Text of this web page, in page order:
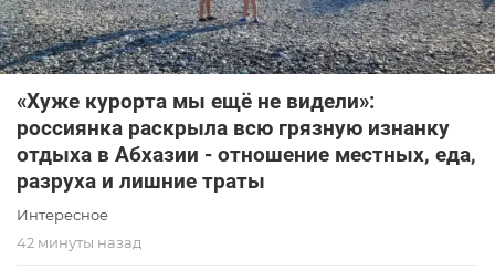
«Хуже курорта мы ещё не видели»:
россиянка раскрыла всю грязную изнанку
отдыха в Абхазии - отношение местных, еда,
разруха и лишние траты
Интересное
42 минуты назад